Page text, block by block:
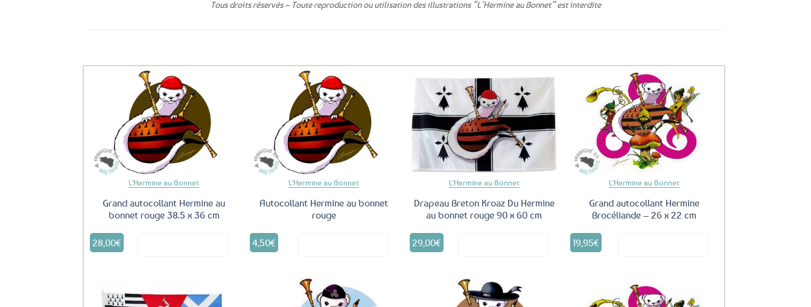
Tous droits réservés – Toute reproduction ou utilisation des illustrations “L’Hermine au Bonnet” est interdite
Ajouter
favoris
L'Hermine au Bonnet
Grand autocollant Hermine au
bonnet rouge 38.5 x 36 cm
28,00€
Ajouter
favoris
L'Hermine au Bonnet
Autocollant Hermine au bonnet
rouge
4,50€
Ajouter
favoris
L'Hermine au Bonnet
Drapeau Breton Kroaz Du Hermine
au bonnet rouge 90 x 60 cm
29,00€
L'Hermine au Bonnet
Grand autocollant Hermine
Brocéliande – 26 x 22 cm
19,95€